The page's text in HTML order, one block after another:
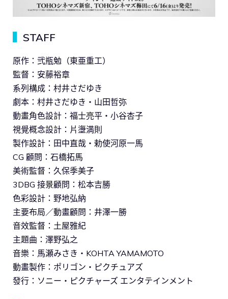
STAFF
原作：弐瓶勉（東亜重工）
監督：安藤裕章
系列構成：村井さだゆき
劇本：村井さだゆき・山田哲弥
動畫角色設計：福士亮平・小谷杏子
視覺概念設計：片塰満則
製作設計：田中直哉・勅使河原一馬
CG 顧問：石橋拓馬
美術監督：久保季美子
3DBG 接景顧問：松本吉勝
色彩設計：野地弘納
主要布局／動畫顧問：井澤一勝
音效監督：土屋雅紀
主題曲：澤野弘之
音樂：馬瀬みさき・KOHTA YAMAMOTO
動畫製作：ポリゴン・ピクチュアズ
發行：ソニー・ピクチャーズ エンタテインメント